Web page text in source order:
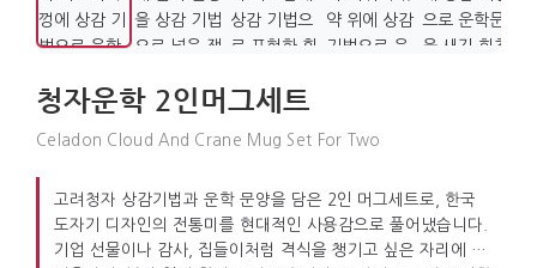
청자운학 2인머그세트
Celadon Cloud And Crane Mug Set For Two
고려청자 상감기법과 운학 문양을 담은 2인 머그세트로, 한국
도자기 디자인의 전통미를 현대적인 사용감으로 풀어냈습니다.
기업 선물이나 감사, 집들이처럼 격식을 챙기고 싶은 자리에 잘